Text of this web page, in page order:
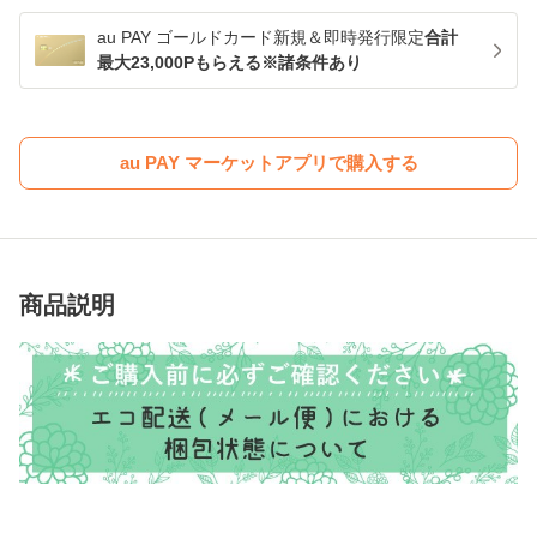
au PAY ゴールドカード新規＆即時発行限定合計
最大23,000Pもらえる※諸条件あり
au PAY マーケットアプリで購入する
商品説明